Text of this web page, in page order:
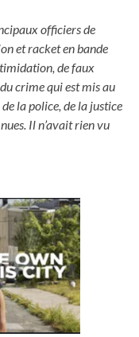
officiers de
et racket en bande
de faux
crime qui est mis au
la police, de la justice
Il n’avait rien vu